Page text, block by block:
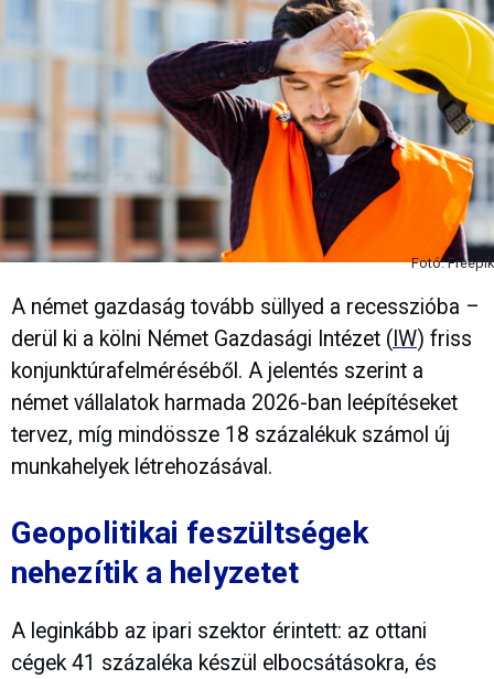
Fotó: Freepik
A német gazdaság tovább süllyed a recesszióba –
derül ki a kölni Német Gazdasági Intézet ( IW) friss
konjunktúrafelméréséből. A jelentés szerint a
német vállalatok harmada 2026-ban leépítéseket
tervez, míg mindössze 18 százalékuk számol új
munkahelyek létrehozásával.
Geopolitikai feszültségek
nehezítik a helyzetet
A leginkább az ipari szektor érintett: az ottani
cégek 41 százaléka készül elbocsátásokra, és